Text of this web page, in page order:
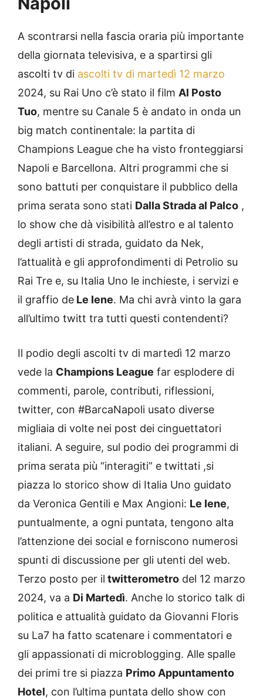
A scontrarsi nella fascia oraria più importante
della giornata televisiva, e a spartirsi gli
ascolti tv di ascolti tv di martedì 12 marzo
2024, su Rai Uno c’è stato il film Al Posto
Tuo, mentre su Canale 5 è andato in onda un
big match continentale: la partita di
Champions League che ha visto fronteggiarsi
Napoli e Barcellona. Altri programmi che si
sono battuti per conquistare il pubblico della
prima serata sono stati Dalla Strada al Palco ,
lo show che dà visibilità all’estro e al talento
degli artisti di strada, guidato da Nek,
l’attualità e gli approfondimenti di Petrolio su
Rai Tre e, su Italia Uno le inchieste, i servizi e
il graffio de Le Iene. Ma chi avrà vinto la gara
all’ultimo twitt tra tutti questi contendenti?
Il podio degli ascolti tv di martedì 12 marzo
vede la Champions League far esplodere di
commenti, parole, contributi, riflessioni,
twitter, con #BarcaNapoli usato diverse
migliaia di volte nei post dei cinguettatori
italiani. A seguire, sul podio dei programmi di
prima serata più “interagiti” e twittati ,si
piazza lo storico show di Italia Uno guidato
da Veronica Gentili e Max Angioni: Le Iene,
puntualmente, a ogni puntata, tengono alta
l’attenzione dei social e forniscono numerosi
spunti di discussione per gli utenti del web.
Terzo posto per il twitterometro del 12 marzo
2024, va a Di Martedì. Anche lo storico talk di
politica e attualità guidato da Giovanni Floris
su La7 ha fatto scatenare i commentatori e
gli appassionati di microblogging. Alle spalle
dei primi tre si piazza Primo Appuntamento
Hotel, con l’ultima puntata dello show con